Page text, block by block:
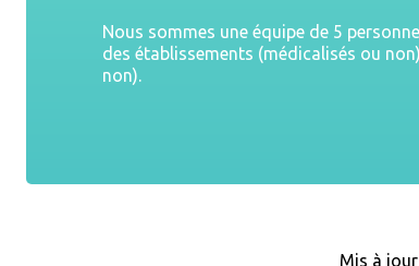
Nous sommes une équipe de 5
des établissements (médicalisés ou
non).
Mis à